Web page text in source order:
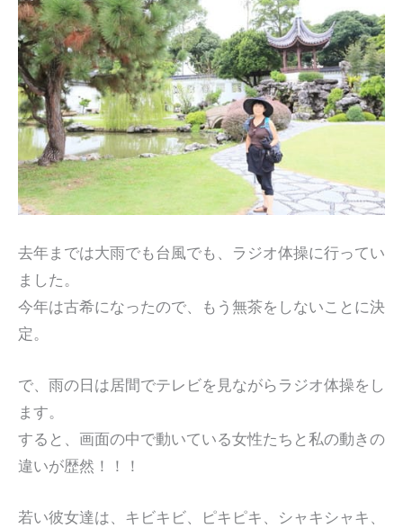
去年までは大雨でも台風でも、ラジオ体操に行ってい
ました。
今年は古希になったので、もう無茶をしないことに決
定。
で、雨の日は居間でテレビを見ながらラジオ体操をし
ます。
すると、画面の中で動いている女性たちと私の動きの
違いが歴然！！！
若い彼女達は、キビキビ、ピキピキ、シャキシャキ、